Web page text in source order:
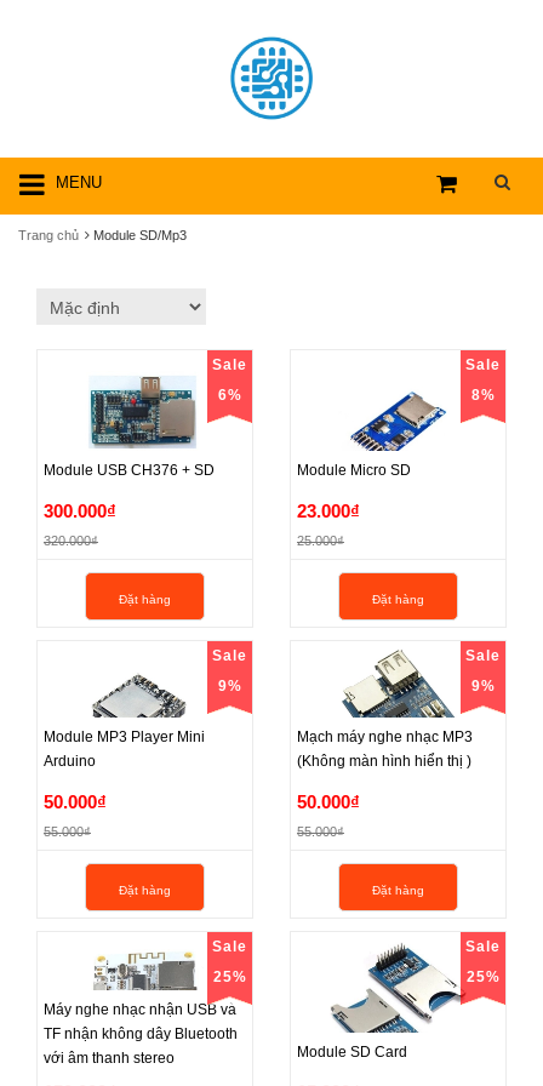
MENU
Trang chủ Module SD/Mp3
Sale
6%
Module USB CH376 + SD
Module USB CH376 + SD
300.000₫
320.000₫
Đặt hàng
Sale
8%
Module Micro SD
Module Micro SD
23.000₫
25.000₫
Đặt hàng
Sale
9%
Module MP3 Player Mini
Arduino
Module MP3 Player Mini
Arduino
50.000₫
55.000₫
Đặt hàng
Sale
9%
Mạch máy nghe nhạc MP3
(Không màn hình hiển thị )
Mạch máy nghe nhạc MP3
(Không màn hình hiển thị )
50.000₫
55.000₫
Đặt hàng
Sale
25%
Máy nghe nhạc nhận USB và
Máy nghe nhạc nhận USB và
TF nhận không dây Bluetooth
với âm thanh stereo
Sale
25%
Module SD Card